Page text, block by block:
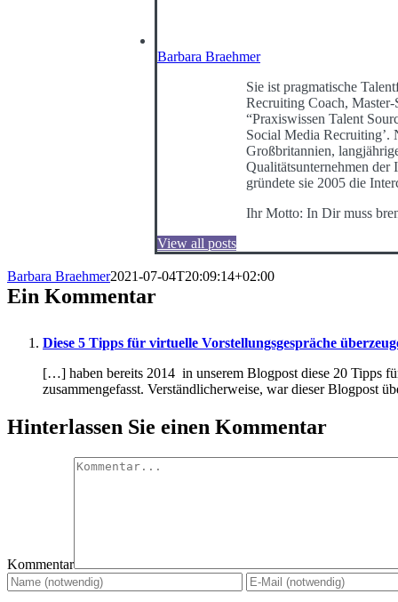
Barbara Braehmer
Sie ist pragmatische
Recruiting Coach,
“Praxiswissen Talent
Social Media
Großbritannien,
Qualitätsunternehmen der
gründete sie 2005 die
Ihr Motto: In Dir muss
View all posts
Barbara Braehmer2021-07-04T20:09:14+02:00
Ein Kommentar
Diese 5 Tipps für virtuelle Vorstellungsgespräche
[…] haben bereits 2014 in unserem Blogpost diese 20 Tipps
zusammengefasst. Verständlicherweise, war dieser Blogpost
Hinterlassen Sie einen Kommentar
Kommentar